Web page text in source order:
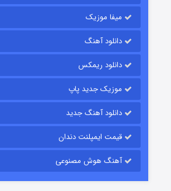
قسمت
میفا موزیک
دانلود آهنگ
دانلود ریمکس
موزیک جدید پاپ
دانلود آهنگ جدید
قیمت ایمپلنت دندان
آهنگ هوش مصنوعی